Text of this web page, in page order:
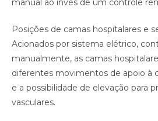
manual ao invés de um controle
Posições de camas hospitalares e
Acionados por sistema elétrico,
manualmente, as camas
diferentes movimentos de apoio à
e a possibilidade de elevação para
vasculares.